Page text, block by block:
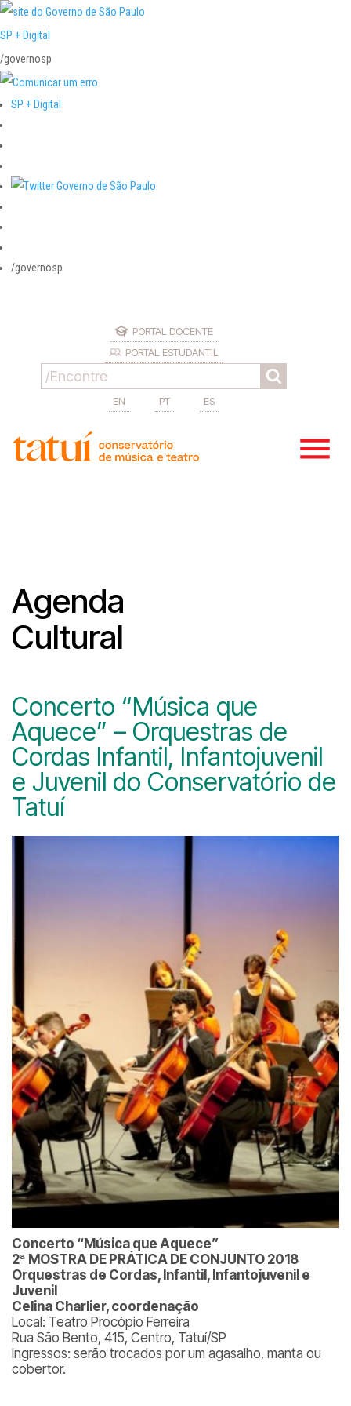
SP + Digital
/governosp
SP + Digital
/governosp
PORTAL DOCENTE
PORTAL ESTUDANTIL
EN PT ES
Agenda
Cultural
Concerto “Música que
Aquece” – Orquestras de
Cordas Infantil, Infantojuvenil
e Juvenil do Conservatório de
Tatuí
Concerto “Música que Aquece”
2ª MOSTRA DE PRÁTICA DE CONJUNTO 2018
Orquestras de Cordas, Infantil, Infantojuvenil e
Juvenil
Celina Charlier, coordenação
Local: Teatro Procópio Ferreira
Rua São Bento, 415, Centro, Tatuí/SP
Ingressos: serão trocados por um agasalho, manta ou
cobertor.